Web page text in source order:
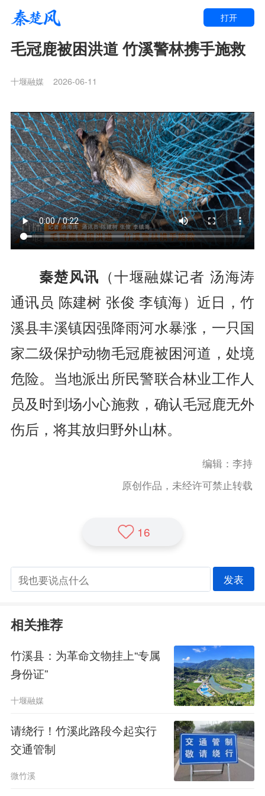
打开
毛冠鹿被困洪道 竹溪警林携手施救
十堰融媒 2026-06-11
秦楚风讯 （十堰融媒记者 汤海涛
通讯员 陈建树 张俊 李镇海） 近日，竹
溪县丰溪镇因强降雨河水暴涨，一只国
家二级保护动物毛冠鹿被困河道，处境
危险。当地派出所民警联合林业工作人
员及时到场小心施救，确认毛冠鹿无外
伤后，将其放归野外山林。
编辑：李持
原创作品，未经许可禁止转载
16
发表
相关推荐
竹溪县：为革命文物挂上“专属
身份证”
十堰融媒
请绕行！竹溪此路段今起实行
交通管制
微竹溪